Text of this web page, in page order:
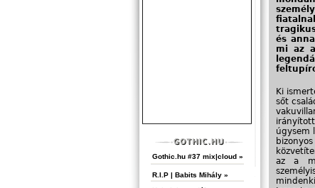
és
mi az
Ki
sőt
úgysem
az a
Gothic.hu #37 mix|cloud »
R.I.P | Babits Mihály »